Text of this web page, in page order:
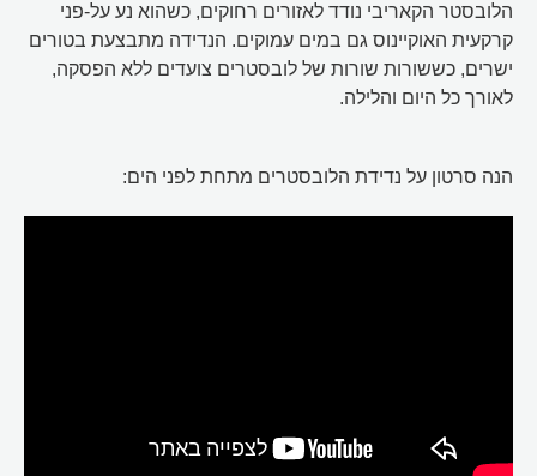
הלובסטר הקאריבי נודד לאזורים רחוקים, כשהוא נע על-פני
קרקעית האוקיינוס גם במים עמוקים. הנדידה מתבצעת בטורים
ישרים, כששורות שורות של לובסטרים צועדים ללא הפסקה,
לאורך כל היום והלילה.
הנה סרטון על נדידת הלובסטרים מתחת לפני הים: